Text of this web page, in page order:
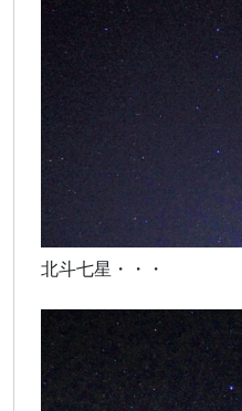
北斗七星・・・